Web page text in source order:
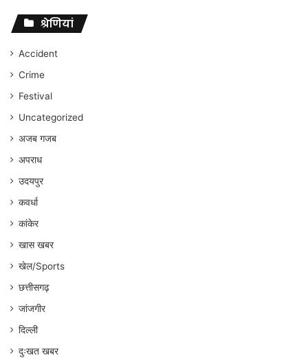
संघर्ष
जारी
रहेगा
अंकित
गौरहा
श्रेणियां
Accident
Crime
Festival
Uncategorized
अजब गजब
अपराध
उदयपुर
कवर्धा
कांकेर
खास खबर
खेल/Sports
छत्तीसगढ़
जांजगीर
दिल्ली
दुःखत खबर